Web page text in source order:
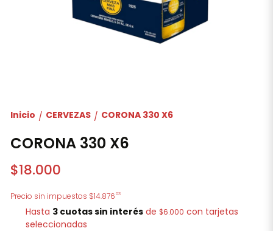
Inicio / CERVEZAS / CORONA 330 X6
CORONA 330 X6
$18.000
Precio sin impuestos $14.87603
Hasta 3 cuotas sin interés de $6.000 con tarjetas
seleccionadas